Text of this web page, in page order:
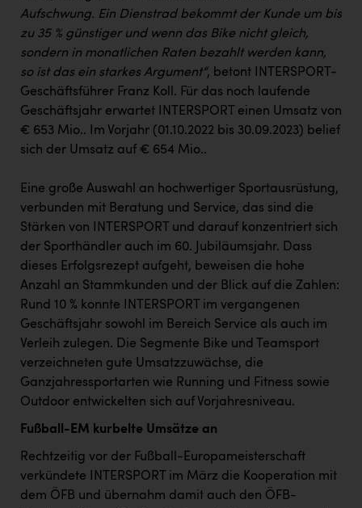
Aufschwung. Ein Dienstrad bekommt der Kunde um bis
zu 35 % günstiger und wenn das Bike nicht gleich,
sondern in monatlichen Raten bezahlt werden kann,
so ist das ein starkes Argument“, betont INTERSPORT-
Geschäftsführer Franz Koll. Für das noch laufende
Geschäftsjahr erwartet INTERSPORT einen Umsatz von
€ 653 Mio.. Im Vorjahr (01.10.2022 bis 30.09.2023) belief
sich der Umsatz auf € 654 Mio..
Eine große Auswahl an hochwertiger Sportausrüstung,
verbunden mit Beratung und Service, das sind die
Stärken von INTERSPORT und darauf konzentriert sich
der Sporthändler auch im 60. Jubiläumsjahr. Dass
dieses Erfolgsrezept aufgeht, beweisen die hohe
Anzahl an Stammkunden und der Blick auf die Zahlen:
Rund 10 % konnte INTERSPORT im vergangenen
Geschäftsjahr sowohl im Bereich Service als auch im
Verleih zulegen. Die Segmente Bike und Teamsport
verzeichneten gute Umsatzzuwächse, die
Ganzjahressportarten wie Running und Fitness sowie
Outdoor entwickelten sich auf Vorjahresniveau.
Fußball-EM kurbelte Umsätze an
Rechtzeitig vor der Fußball-Europameisterschaft
verkündete INTERSPORT im März die Kooperation mit
dem ÖFB und übernahm damit auch den ÖFB-